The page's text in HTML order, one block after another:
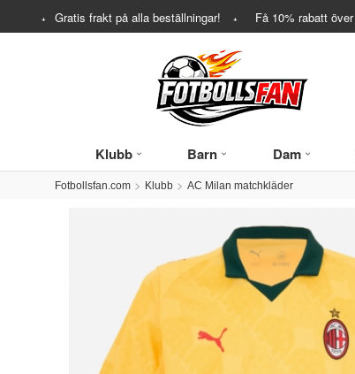
Gratis frakt på alla beställningar! Få 10% rabatt över
Klubb Barn Dam
Fotbollsfan.com Klubb AC Milan matchkläder